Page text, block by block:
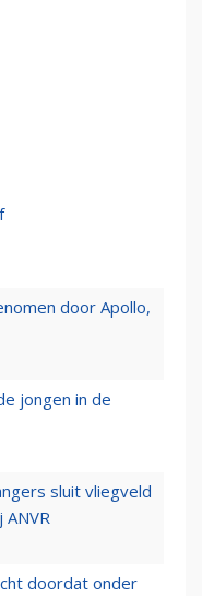
door Apollo,
jongen in de
sluit vliegveld
ANVR
doordat onder